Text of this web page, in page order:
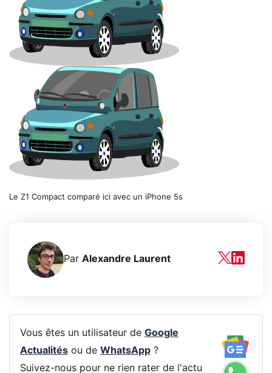
Le Z1 Compact comparé ici avec un iPhone 5s
Par Alexandre Laurent
Vous êtes un utilisateur de Google
Actualitésou de WhatsApp?
Suivez-nous pour ne rien rater de l'actu